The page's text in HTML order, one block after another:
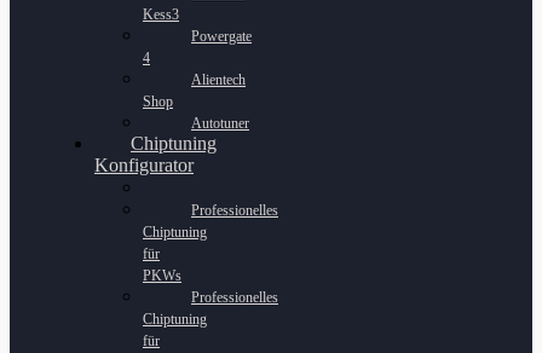
Kess3
Powergate
4
Alientech
Shop
Autotuner
Chiptuning
Konfigurator
Professionelles
Chiptuning
für
PKWs
Professionelles
Chiptuning
für